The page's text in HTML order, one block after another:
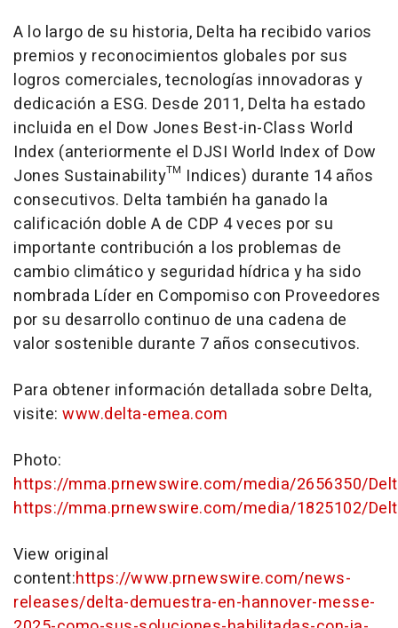
A lo largo de su historia, Delta ha recibido varios
premios y reconocimientos globales por sus
logros comerciales, tecnologías innovadoras y
dedicación a ESG. Desde 2011, Delta ha estado
incluida en el Dow Jones Best-in-Class World
Index (anteriormente el DJSI World Index of Dow
Jones Sustainability™ Indices) durante 14 años
consecutivos. Delta también ha ganado la
calificación doble A de CDP 4 veces por su
importante contribución a los problemas de
cambio climático y seguridad hídrica y ha sido
nombrada Líder en Compomiso con Proveedores
por su desarrollo continuo de una cadena de
valor sostenible durante 7 años consecutivos.
Para obtener información detallada sobre Delta,
visite: www.delta-emea.com
Photo:
https://mma.prnewswire.com/media/2656350/
https://mma.prnewswire.com/media/1825102/
View original
content:https://www.prnewswire.com/news-
releases/delta-demuestra-en-hannover-messe-